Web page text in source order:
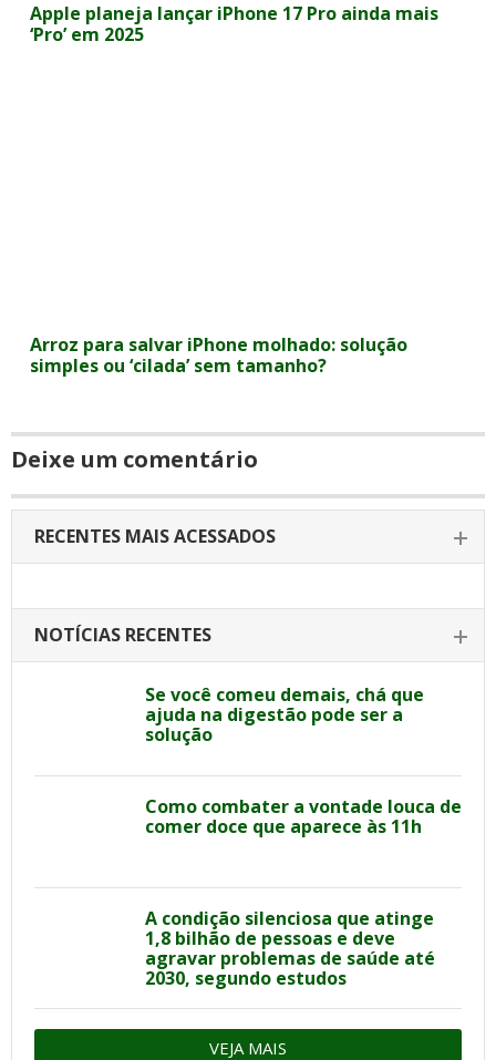
Apple planeja lançar iPhone 17 Pro ainda mais
‘Pro’ em 2025
Arroz para salvar iPhone molhado: solução
simples ou ‘cilada’ sem tamanho?
Deixe um comentário
RECENTES MAIS ACESSADOS
NOTÍCIAS RECENTES
Se você comeu demais, chá que
ajuda na digestão pode ser a
solução
Como combater a vontade louca de
comer doce que aparece às 11h
A condição silenciosa que atinge
1,8 bilhão de pessoas e deve
agravar problemas de saúde até
2030, segundo estudos
VEJA MAIS